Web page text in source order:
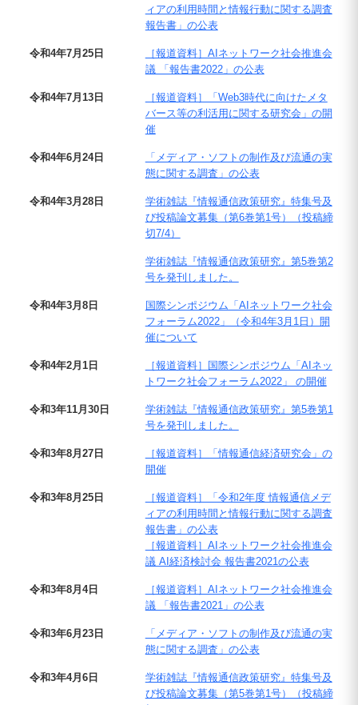
ィアの利用時間と情報行動に関する調査
報告書」の公表
令和4年7月25日
［報道資料］AIネットワーク社会推進会
議 「報告書2022」の公表
令和4年7月13日
［報道資料］「Web3時代に向けたメタ
バース等の利活用に関する研究会」の開
催
令和4年6月24日
「メディア・ソフトの制作及び流通の実
態に関する調査」の公表
令和4年3月28日
学術雑誌『情報通信政策研究』特集号及
び投稿論文募集（第6巻第1号）（投稿締
切7/4）
学術雑誌『情報通信政策研究』第5巻第2
号を発刊しました。
令和4年3月8日
国際シンポジウム「AIネットワーク社会
フォーラム2022」（令和4年3月1日）開
催について
令和4年2月1日
［報道資料］国際シンポジウム「AIネッ
トワーク社会フォーラム2022」 の開催
令和3年11月30日
学術雑誌『情報通信政策研究』第5巻第1
号を発刊しました。
令和3年8月27日
［報道資料］「情報通信経済研究会」の
開催
令和3年8月25日
［報道資料］「令和2年度 情報通信メデ
ィアの利用時間と情報行動に関する調査
報告書」の公表
［報道資料］AIネットワーク社会推進会
議 AI経済検討会 報告書2021の公表
令和3年8月4日
［報道資料］AIネットワーク社会推進会
議 「報告書2021」の公表
令和3年6月23日
「メディア・ソフトの制作及び流通の実
態に関する調査」の公表
令和3年4月6日
学術雑誌『情報通信政策研究』特集号及
び投稿論文募集（第5巻第1号）（投稿締